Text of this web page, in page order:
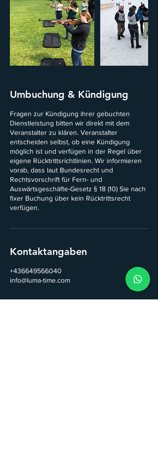
Umbuchung & Kündigung
Fragen zur Kündigung ihrer gebuchten
Dienstleistung bitten wir direkt mit dem
Veranstalter zu klären. Veranstalter
entscheiden selbst, ob eine Kündigung
möglich ist und verfügen in der Regel über
eigene Rücktrittsrichtlinien. Wir informieren
vorab, dass laut Bundesrecht und
Rechtsvorschrift für Fern- und
Auswärtsgeschäfte-Gesetz § 18 (10) Sie nach
fixer Buchung über kein Rücktrittsrecht
verfügen.
Kontaktangaben
+436649566040
info@luma-time.com